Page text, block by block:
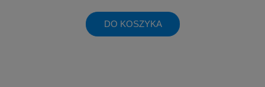
DO KOSZYKA